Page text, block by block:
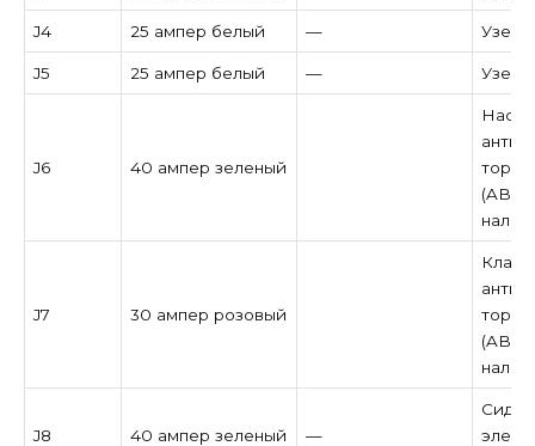
J4 25 ампер белый — Узел
J5 25 ампер белый — Узел
J6 40 ампер зеленый
Насос
(ABS)
J7 30 ампер розовый
(ABS)
J8 40 ампер зеленый —